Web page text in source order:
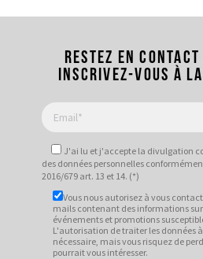
Restez en contact
Inscrivez-vous à
J'ai lu et j'accepte la divulgation
des données personnelles
2016/679 art. 13 et 14. (*)
Vous nous autorisez à vous
mails contenant des informations
événements et promotions
L'autorisation de traiter les données
nécessaire, mais vous risquez de
pourrait vous intéresser.